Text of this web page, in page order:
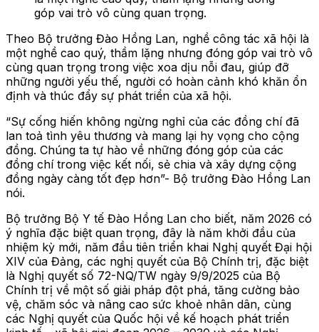
góp vai trò vô cùng quan trọng.
Theo Bộ trưởng Đào Hồng Lan, nghề công tác xã hội là
một nghề cao quý, thầm lặng nhưng đóng góp vai trò vô
cùng quan trọng trong việc xoa dịu nỗi đau, giúp đỡ
những người yếu thế, người có hoàn cảnh khó khăn ổn
định và thúc đẩy sự phát triển của xã hội.
“Sự cống hiến không ngừng nghỉ của các đồng chí đã
lan toả tình yêu thương và mang lại hy vọng cho cộng
đồng. Chúng ta tự hào về những đóng góp của các
đồng chí trong việc kết nối, sẻ chia và xây dựng cộng
đồng ngày càng tốt đẹp hơn”- Bộ trưởng Đào Hồng Lan
nói.
Bộ trưởng Bộ Y tế Đào Hồng Lan cho biết, năm 2026 có
ý nghĩa đặc biệt quan trọng, đây là năm khởi đầu của
nhiệm kỳ mới, năm đầu tiên triển khai Nghị quyết Đại hội
XIV của Đảng, các nghị quyết của Bộ Chính trị, đặc biệt
là Nghị quyết số 72-NQ/TW ngày 9/9/2025 của Bộ
Chính trị về một số giải pháp đột phá, tăng cường bảo
vệ, chăm sóc và nâng cao sức khoẻ nhân dân, cùng
các Nghị quyết của Quốc hội về kế hoạch phát triển